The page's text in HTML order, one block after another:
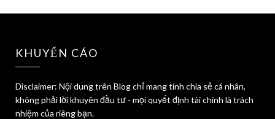
KHUYẾN CÁO
Disclaimer: Nội dung trên Blog chỉ mang tính chia sẻ cá nhân,
không phải lời khuyên đầu tư - mọi quyết định tài chính là trách
nhiệm của riêng bạn.